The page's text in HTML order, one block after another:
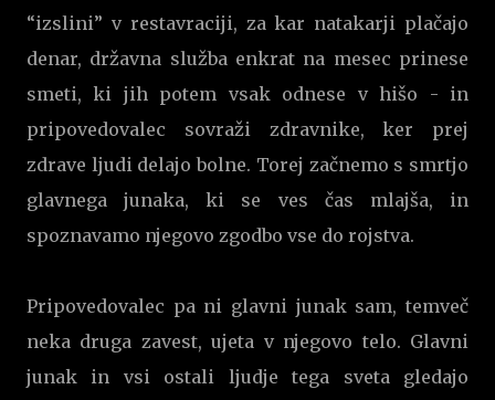
“izslini” v restavraciji, za kar natakarji plačajo
denar, državna služba enkrat na mesec prinese
smeti, ki jih potem vsak odnese v hišo - in
pripovedovalec sovraži zdravnike, ker prej
zdrave ljudi delajo bolne. Torej začnemo s smrtjo
glavnega junaka, ki se ves čas mlajša, in
spoznavamo njegovo zgodbo vse do rojstva.
Pripovedovalec pa ni glavni junak sam, temveč
neka druga zavest, ujeta v njegovo telo. Glavni
junak in vsi ostali ljudje tega sveta gledajo